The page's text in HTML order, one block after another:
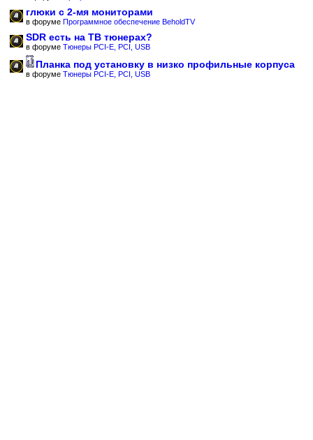
глюки с 2-мя мониторами
в форуме Программное обеспечение BeholdTV
SDR есть на ТВ тюнерах?
в форуме Тюнеры PCI-E, PCI, USB
Планка под установку в низко профильные корпуса
в форуме Тюнеры PCI-E, PCI, USB